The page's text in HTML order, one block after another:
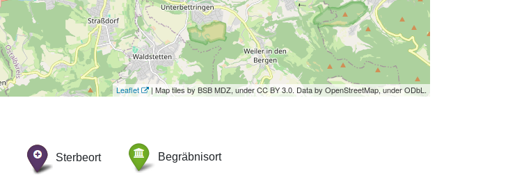
Leaflet | Map tiles by BSB MDZ, under CC BY 3.0. Data by OpenStreetMap, under ODbL.
Sterbeort Begräbnisort